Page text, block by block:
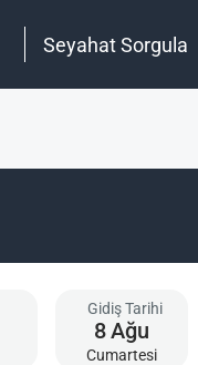
Seyahat Sorgula
Gidiş Tarihi
8Ağu
Cumartesi